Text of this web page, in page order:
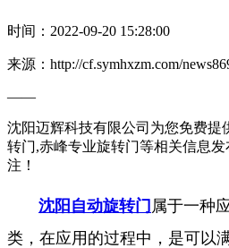
时间：2022-09-20 15:28:00
来源：http://cf.symhxzm.com/
——
沈阳迈辉科技有限公司为您免费提
转门,赤峰专业旋转门等相关信息
注！
沈阳自动旋转门 属于一种
类，在应用的过程中，是可以